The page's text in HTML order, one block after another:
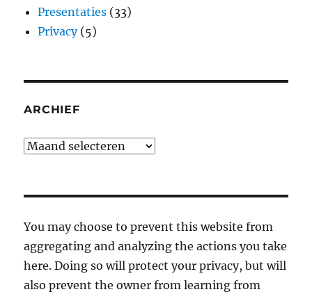
Presentaties (33)
Privacy(5)
ARCHIEF
Archief
You may choose to prevent this website from
aggregating and analyzing the actions you take
here. Doing so will protect your privacy, but will
also prevent the owner from learning from